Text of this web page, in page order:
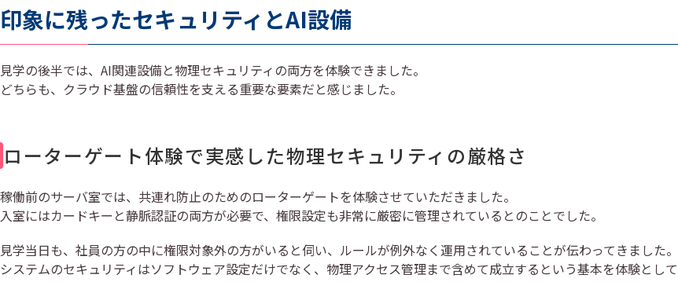
印象に残ったセキュリティとAI設備
見学の後半では、AI関連設備と物理セキュリティの両方を体験できました。
どちらも、クラウド基盤の信頼性を支える重要な要素だと感じました。
ローターゲート体験で実感した物理セキュリティの厳格さ
稼働前のサーバ室では、共連れ防止のためのローターゲートを体験させていただきました。
入室にはカードキーと静脈認証の両方が必要で、権限設定も非常に厳密に管理されているとのことでした。
見学当日も、社員の方の中に権限対象外の方がいると伺い、ルールが例外なく運用されていることが伝わってきました。
システムのセキュリティはソフトウェア設定だけでなく、物理アクセス管理まで含めて成立するという基本を体験として